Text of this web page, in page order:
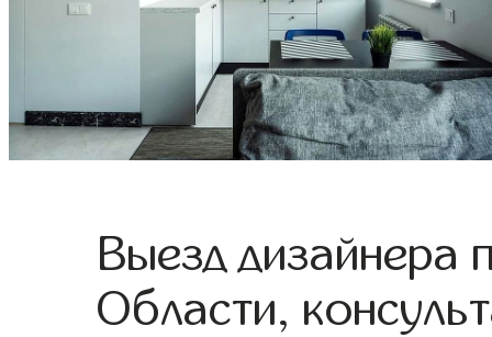
Выезд дизайнера
Области,